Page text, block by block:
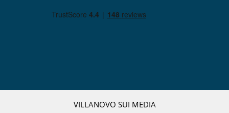
Negozio di sci
VILLANOVO SUI MEDIA